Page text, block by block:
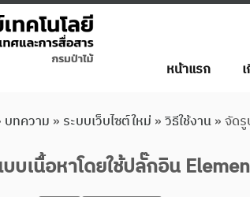
หน้าแรก
บทความ » ระบบเว็บไซต์ใหม่ »วิธีใช้งาน»จัด
บเนื้อหาโดยใช้ปลั๊กอิน